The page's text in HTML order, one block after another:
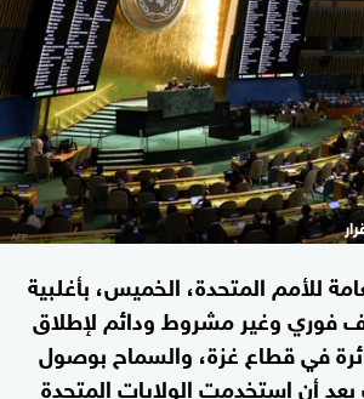
للأمم المتحدة، الخميس، بأغلبية
فوري وغير مشروط ودائم لإطلاق
في قطاع غزة، والسماح بوصول
أن استخدمت الولايات المتحدة